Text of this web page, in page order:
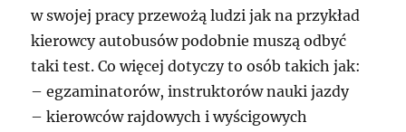
w swojej pracy przewożą ludzi jak na przykład
kierowcy autobusów podobnie muszą odbyć
taki test. Co więcej dotyczy to osób takich jak:
– egzaminatorów, instruktorów nauki jazdy
– kierowców rajdowych i wyścigowych